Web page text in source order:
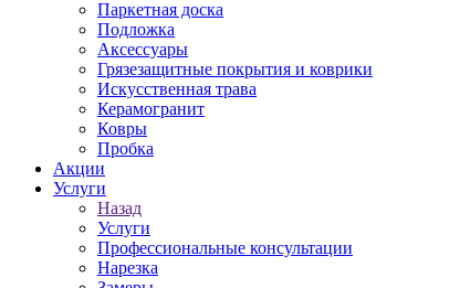
Паркетная доска
Подложка
Аксессуары
Грязезащитные покрытия и коврики
Искусственная трава
Керамогранит
Ковры
Пробка
Акции
Услуги
Назад
Услуги
Профессиональные консультации
Нарезка